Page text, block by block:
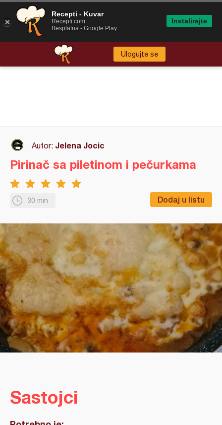
Ulogujte se
Autor: Jelena Jocic
30 min Dodaj u listu
Pirinač sa piletinom i pečurkama
Sastojci
Recepti - Kuvar
Recepti.com
Besplatna - Google Play
Instalirajte